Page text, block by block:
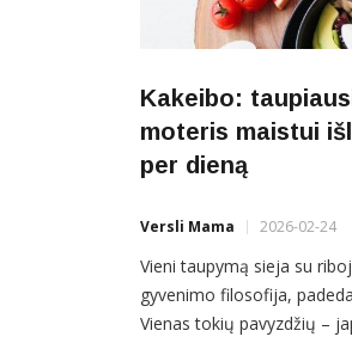
Kakeibo:
moteris maistui
per dieną
Versli Mama 2026-02-24
Vieni taupymą sieja su
gyvenimo filosofija,
Vienas tokių pavyzdžių –